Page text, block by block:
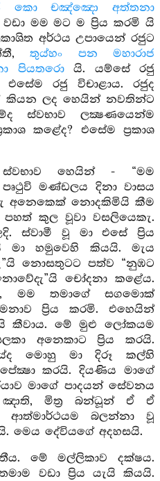
කො චඤ්ඤො අත්තනා
මම මට ම ප්‍රිය කරමි යි
අර්ථය උපායෙන් රජුට
තුය්හං පන මහාරාජ
පියතරොයි. යම්සේ රජු
රජු විචාළාය. රජුද
කියන ලද හෙයින් නවතින්ට
ස්වභාව ලක්‍ෂණයෙන්ම
කළේද? එසේම ප්‍රකාශ
ස්වභාව හෙයින් - “මම
මණ්ඩලය දිනා වාසය
අනෙකෙක් නොදකිමියි කීම
කුල වූවා වසලියෙකැ.
ස්වාමී වූ මා එසේ ප්‍රිය
මා හමුවෙහි කියයි. මැය
නොසතුටට පත්ව “නුඹට
චෝදනා කළේය.
මම තමාගේ සගමොක්
ප්‍රිය කරමි. එහෙයින්
කීවාය. මේ මුළු ලෝකයම
අනෙකාට ප්‍රිය කරයි.
මොහු මා දිරූ කල්හි
කරයි. දියණිය මාගේ
මාගේ පාදයන් සේවනය
ඤාති, මිත්‍ර බන්ධූන් ඒ ඒ
ආත්මාර්ථයම බලන්නා වූ
මෙය දේවියගේ අදහසයි.
මේ මල්ලිකාව දක්ෂය.
වඩා ප්‍රිය යැයි කියයි.